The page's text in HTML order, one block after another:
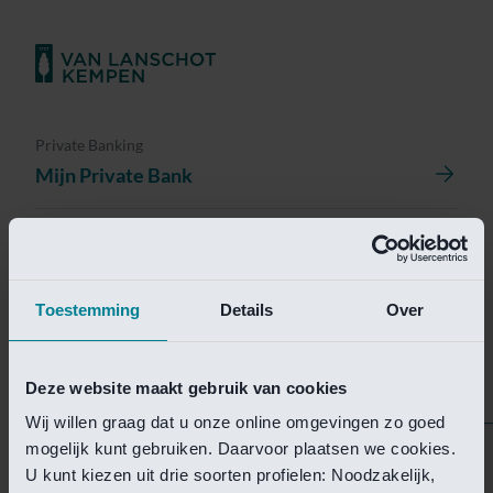
Toestemming Details Over
Deze website maakt gebruik van cookies
Wij willen graag dat u onze online omgevingen zo goed
mogelijk kunt gebruiken. Daarvoor plaatsen we cookies.
U kunt kiezen uit drie soorten profielen: Noodzakelijk,
Private Banking
Mijn Private Bank
Helaas is deze pagina